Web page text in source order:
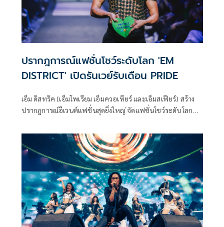
ปรากฎการณ์แฟชั่นโชว์ระดับโลก 'EM
DISTRICT' เปิดรันเวย์รับเดือน PRIDE
เอ็ม ดิสทริค (เอ็มโพเรียม เอ็มควอเทียร์ และเอ็มสเฟียร์) สร้าง
ปรากฎการณ์อีเวนต์แฟชั่นสุดยิ่งใหญ่ จัดแฟชั่นโชว์ระดับโลก